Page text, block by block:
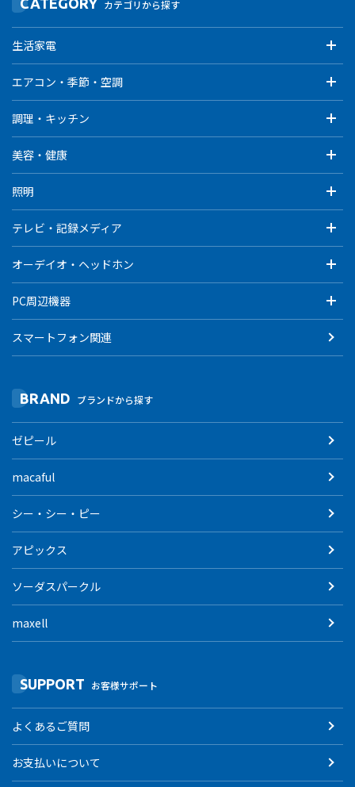
カテゴリから探す
生活家電
エアコン・季節・空調
調理・キッチン
美容・健康
照明
テレビ・記録メディア
オーデイオ・ヘッドホン
PC周辺機器
スマートフォン関連
BRAND ブランドから探す
ゼピール
macaful
シー・シー・ピー
アピックス
ソーダスパークル
maxell
SUPPORT お客様サポート
よくあるご質問
お支払いについて